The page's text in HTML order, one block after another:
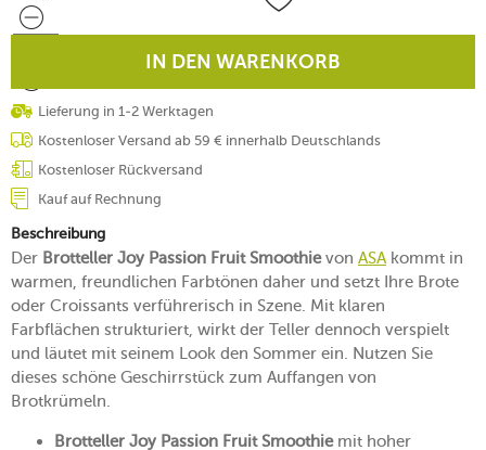
IN DEN WARENKORB
Lieferung in 1-2 Werktagen
Kostenloser Versand ab 59 € innerhalb Deutschlands
Kostenloser Rückversand
Kauf auf Rechnung
Beschreibung
Der Brotteller Joy Passion Fruit Smoothievon ASAkommt in
warmen, freundlichen Farbtönen daher und setzt Ihre Brote
oder Croissants verführerisch in Szene. Mit klaren
Farbflächen strukturiert, wirkt der Teller dennoch verspielt
und läutet mit seinem Look den Sommer ein. Nutzen Sie
dieses schöne Geschirrstück zum Auffangen von
Brotkrümeln.
Brotteller Joy Passion Fruit Smoothiemit hoher